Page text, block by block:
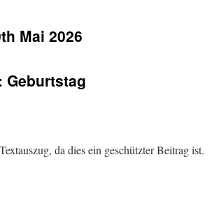
Mai 2026
Geburtstag
da dies ein geschützter Beitrag ist.